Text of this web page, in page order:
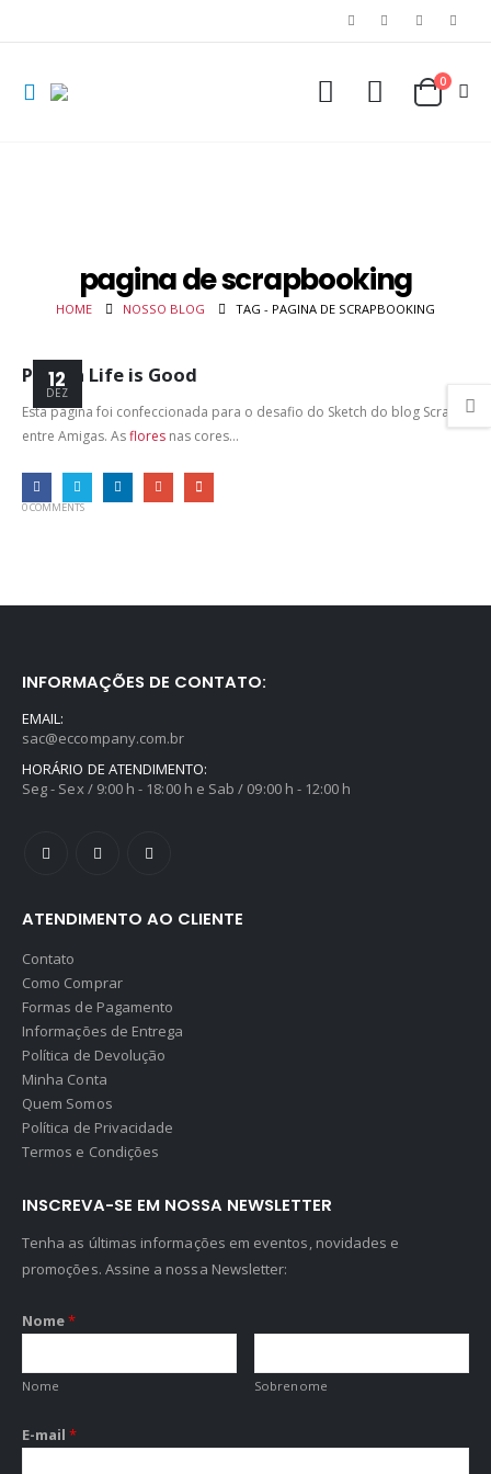
0
pagina de scrapbooking
HOME NOSSO BLOG TAG - PAGINA DE SCRAPBOOKING
12
DEZ
Página Life is Good
Esta página foi confeccionada para o desafio do Sketch do blog Scrap
entre Amigas. Asflores nas cores...
0 COMMENTS
INFORMAÇÕES DE CONTATO:
EMAIL:
sac@eccompany.com.br
HORÁRIO DE ATENDIMENTO:
Seg - Sex / 9:00 h - 18:00 h e Sab / 09:00 h - 12:00 h
ATENDIMENTO AO CLIENTE
Contato
Como Comprar
Formas de Pagamento
Informações de Entrega
Política de Devolução
Minha Conta
Quem Somos
Política de Privacidade
Termos e Condições
INSCREVA-SE EM NOSSA NEWSLETTER
Tenha as últimas informações em eventos, novidades e
promoções. Assine a nossa Newsletter:
Nome*
Nome Sobrenome
E-mail*